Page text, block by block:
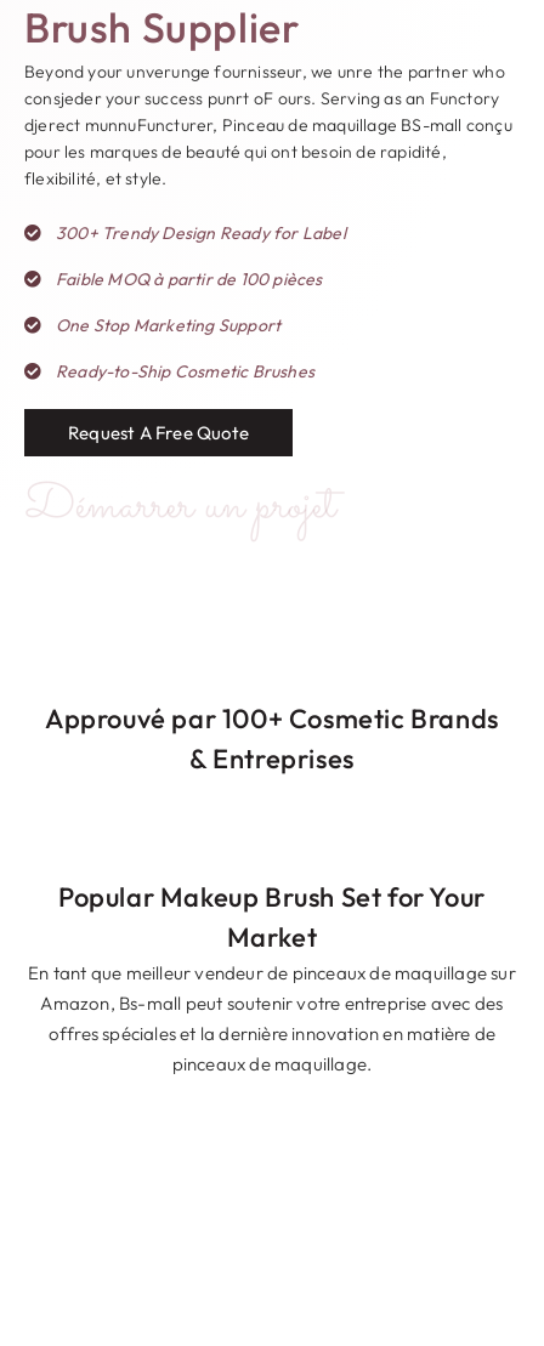
Brush Supplier
Beyondyourunverunge fournisseur,we unre the partnerwho
consjederyoursuccess punrt oF ours. Serving as an Functory
djerect munnuFuncturer, Pinceau de maquillage BS-mall conçu
pour les marques de beauté qui ont besoin de rapidité,
flexibilité, et style.
300+ Trendy Design Ready for Label
Faible MOQ à partir de 100 pièces
One Stop Marketing Support
Ready-to-Ship Cosmetic Brushes
Request A Free Quote
Démarrer un projet
Approuvé par 100+ Cosmetic Brands
& Entreprises
Popular Makeup Brush Set for Your
Market
En tant que meilleur vendeur de pinceaux de maquillage sur
Amazon, Bs-mall peut soutenir votre entreprise avec des
offres spéciales et la dernière innovation en matière de
pinceaux de maquillage.